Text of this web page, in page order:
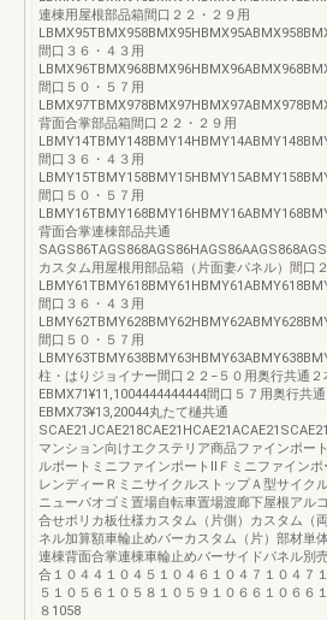
連棟用屋根部品箱間口２２・２９用
間口３６・４３用
間口５０・５７用
背面合掌部品箱間口２２・２９用
間口３６・４３用
間口５０・５７用
背面合掌連棟部品共通
カスタム用屋根用部品箱（片面妻パネル）間口
間口３６・４３用
間口５０・５７用
柱・はりジョイナー間口２２−５０用奥行共通２
EBMX71¥11,1004444444444間口５７用奥行共
EBMX73¥13,20044丸たて樋共通
マンション向けエクステリア商品ファインポー
ルポートミニファインポートⅡＦミニファインポ
レンディーＲミニサイクルストップＡ型サイク
ニューパオゴミ置場自転車置場渡廊下屋根アル
合せポリカ板仕様カスタム（片側）カスタム（
ネル加算額車輪止めバーカスタム（片）部材単
連棟背面合掌連棟車輪止めバーサイドパネル別
合１０４４１０４５１０４６１０４７１０４７
５１０５６１０５８１０５９１０６６１０６６
８1058